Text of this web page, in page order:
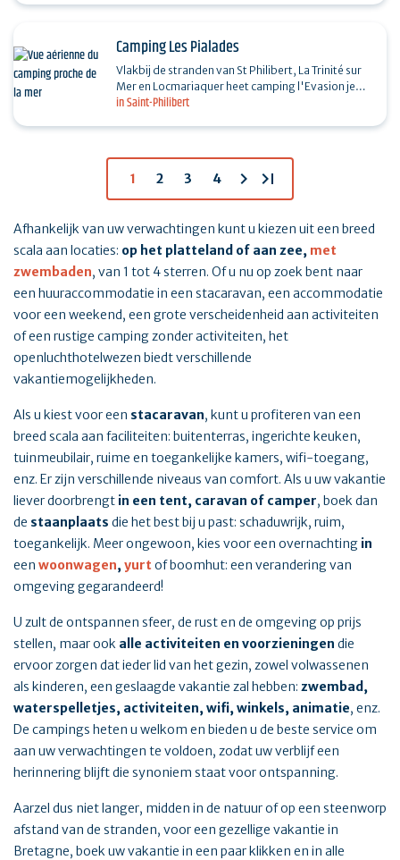
in Saint-Philibert
Camping Les Pialades
Vlakbij de stranden van St Philibert, La Trinité sur
Mer en Locmariaquer heet camping l'Evasion je
welkom op een groene, gezinsvriendelijke
1 2 3 4 chevron_right last_page
Afhankelijk van uw verwachtingen kunt u kiezen uit een breed
scala aan locaties: op het platteland of aan zee, met
zwembaden, van 1 tot 4 sterren. Of u nu op zoek bent naar
een huuraccommodatie in een stacaravan, een accommodatie
voor een weekend, een grote verscheidenheid aan activiteiten
of een rustige camping zonder activiteiten, het
openluchthotelwezen biedt verschillende
vakantiemogelijkheden.
Als u kiest voor een stacaravan, kunt u profiteren van een
breed scala aan faciliteiten: buitenterras, ingerichte keuken,
tuinmeubilair, ruime en toegankelijke kamers, wifi-toegang,
enz. Er zijn verschillende niveaus van comfort. Als u uw vakantie
liever doorbrengt in een tent, caravan of camper, boek dan
de staanplaats die het best bij u past: schaduwrijk, ruim,
toegankelijk. Meer ongewoon, kies voor een overnachting in
een woonwagen, yurt of boomhut: een verandering van
omgeving gegarandeerd!
U zult de ontspannen sfeer, de rust en de omgeving op prijs
stellen, maar ook alle activiteiten en voorzieningen die
ervoor zorgen dat ieder lid van het gezin, zowel volwassenen
als kinderen, een geslaagde vakantie zal hebben: zwembad,
waterspelletjes, activiteiten, wifi, winkels, animatie, enz.
De campings heten u welkom en bieden u de beste service om
aan uw verwachtingen te voldoen, zodat uw verblijf een
herinnering blijft die synoniem staat voor ontspanning.
Aarzel dus niet langer, midden in de natuur of op een steenworp
afstand van de stranden, voor een gezellige vakantie in
Bretagne, boek uw vakantie in een paar klikken en in alle